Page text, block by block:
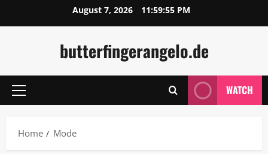
to
August 7, 2026 11:59:56 PM
butterfingerangelo.de
Primary
WATCH
Home Mode